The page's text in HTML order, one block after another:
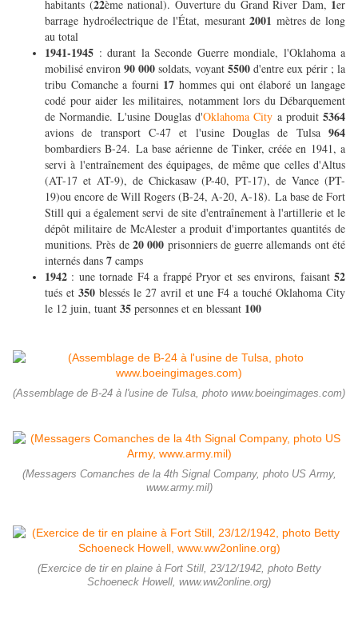
habitants (22ème national). Ouverture du Grand River Dam, 1er
barrage hydroélectrique de l'État, mesurant2001 mètres de long
au total
1941-1945 : durant la Seconde Guerre mondiale, l'Oklahoma a
mobilisé environ 90 000 soldats, voyant 5500 d'entre eux périr ; la
tribu Comanche a fourni 17 hommes qui ont élaboré un langage
codé pour aider les militaires, notamment lors du Débarquement
de Normandie. L'usine Douglas d'Oklahoma City a produit 5364
avions de transport C-47 et l'usine Douglas de Tulsa 964
bombardiers B-24. La base aérienne de Tinker, créée en 1941, a
servi à l'entraînement des équipages, de même que celles d'Altus
(AT-17 et AT-9), de Chickasaw (P-40, PT-17), de Vance (PT-
19)ou encore de Will Rogers (B-24, A-20, A-18). La base de Fort
Still qui a également servi de site d'entraînement à l'artillerie et le
dépôt militaire de McAlester a produit d'importantes quantités de
munitions. Près de 20 000 prisonniers de guerre allemands ont été
internés dans 7 camps
1942 : une tornade F4 a frappé Pryor et ses environs, faisant52
tués et 350 blessés le 27 avril et une F4 a touché Oklahoma City
le 12 juin, tuant 35 personnes et en blessant 100
(Assemblage de B-24 à l'usine de Tulsa, photo www.boeingimages.com)
(Messagers Comanches de la 4th Signal Company, photo US Army,
www.army.mil)
(Exercice de tir en plaine à Fort Still, 23/12/1942, photo Betty
Schoeneck Howell, www.ww2online.org)